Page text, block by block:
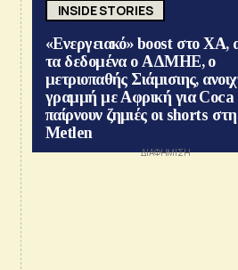
INSIDE STORIES
«Ενεργειακό» boost στο ΧΑ,
τα δεδομένα ο ΑΔΜΗΕ, ο
μετριοπαθής Σιάμισιης,
γραμμή με Αφρική για Coca
παίρνουν ζημιές οι shorts στη
Metlen